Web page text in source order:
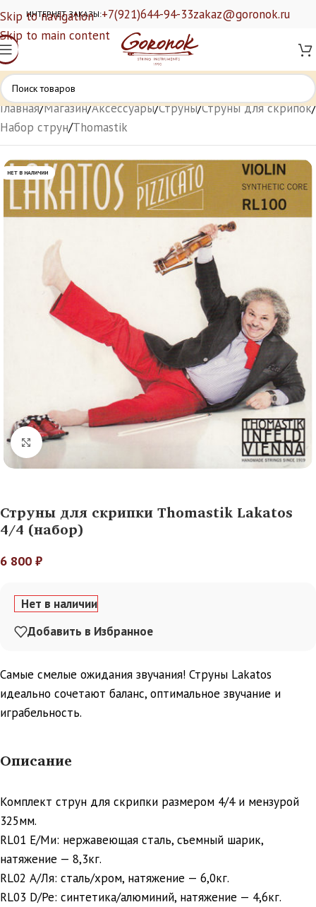
Skip to navigation
Skip to main content
ИНТЕРНЕТ ЗАКАЗЫ:+7(921)644-94-33zakaz@goronok.ru
Главная/Магазин/Аксессуары/Струны/Струны для скрипок/
Набор струн/Thomastik
НЕТ В НАЛИЧИИ
Нажмите, чтобы увеличить
Струны для скрипки Thomastik Lakatos
4/4 (набор)
6 800 ₽
Нет в наличии
Добавить в Избранное
Самые смелые ожидания звучания! Струны Lakatos
идеально сочетают баланс, оптимальное звучание и
играбельность.
Описание
Комплект струн для скрипки размером 4/4 и мензурой
325мм.
RL01 E/Ми: нержавеющая сталь, съемный шарик,
натяжение — 8,3кг.
RL02 А/Ля: сталь/хром, натяжение — 6,0кг.
RL03 D/Ре: синтетика/алюминий, натяжение — 4,6кг.